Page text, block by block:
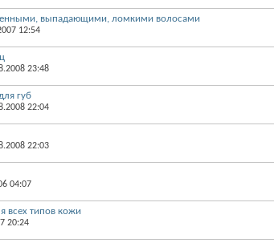
выпадающими, ломкими волосами
12:54
23:48
губ
22:04
22:03
04:07
всех типов кожи
20:24